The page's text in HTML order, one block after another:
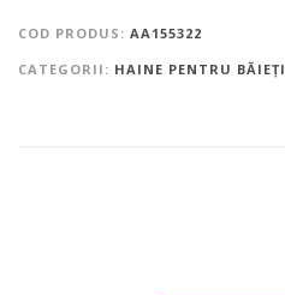
COD PRODUS: AA155322
CATEGORII: HAINE PENTRU BĂIEȚI